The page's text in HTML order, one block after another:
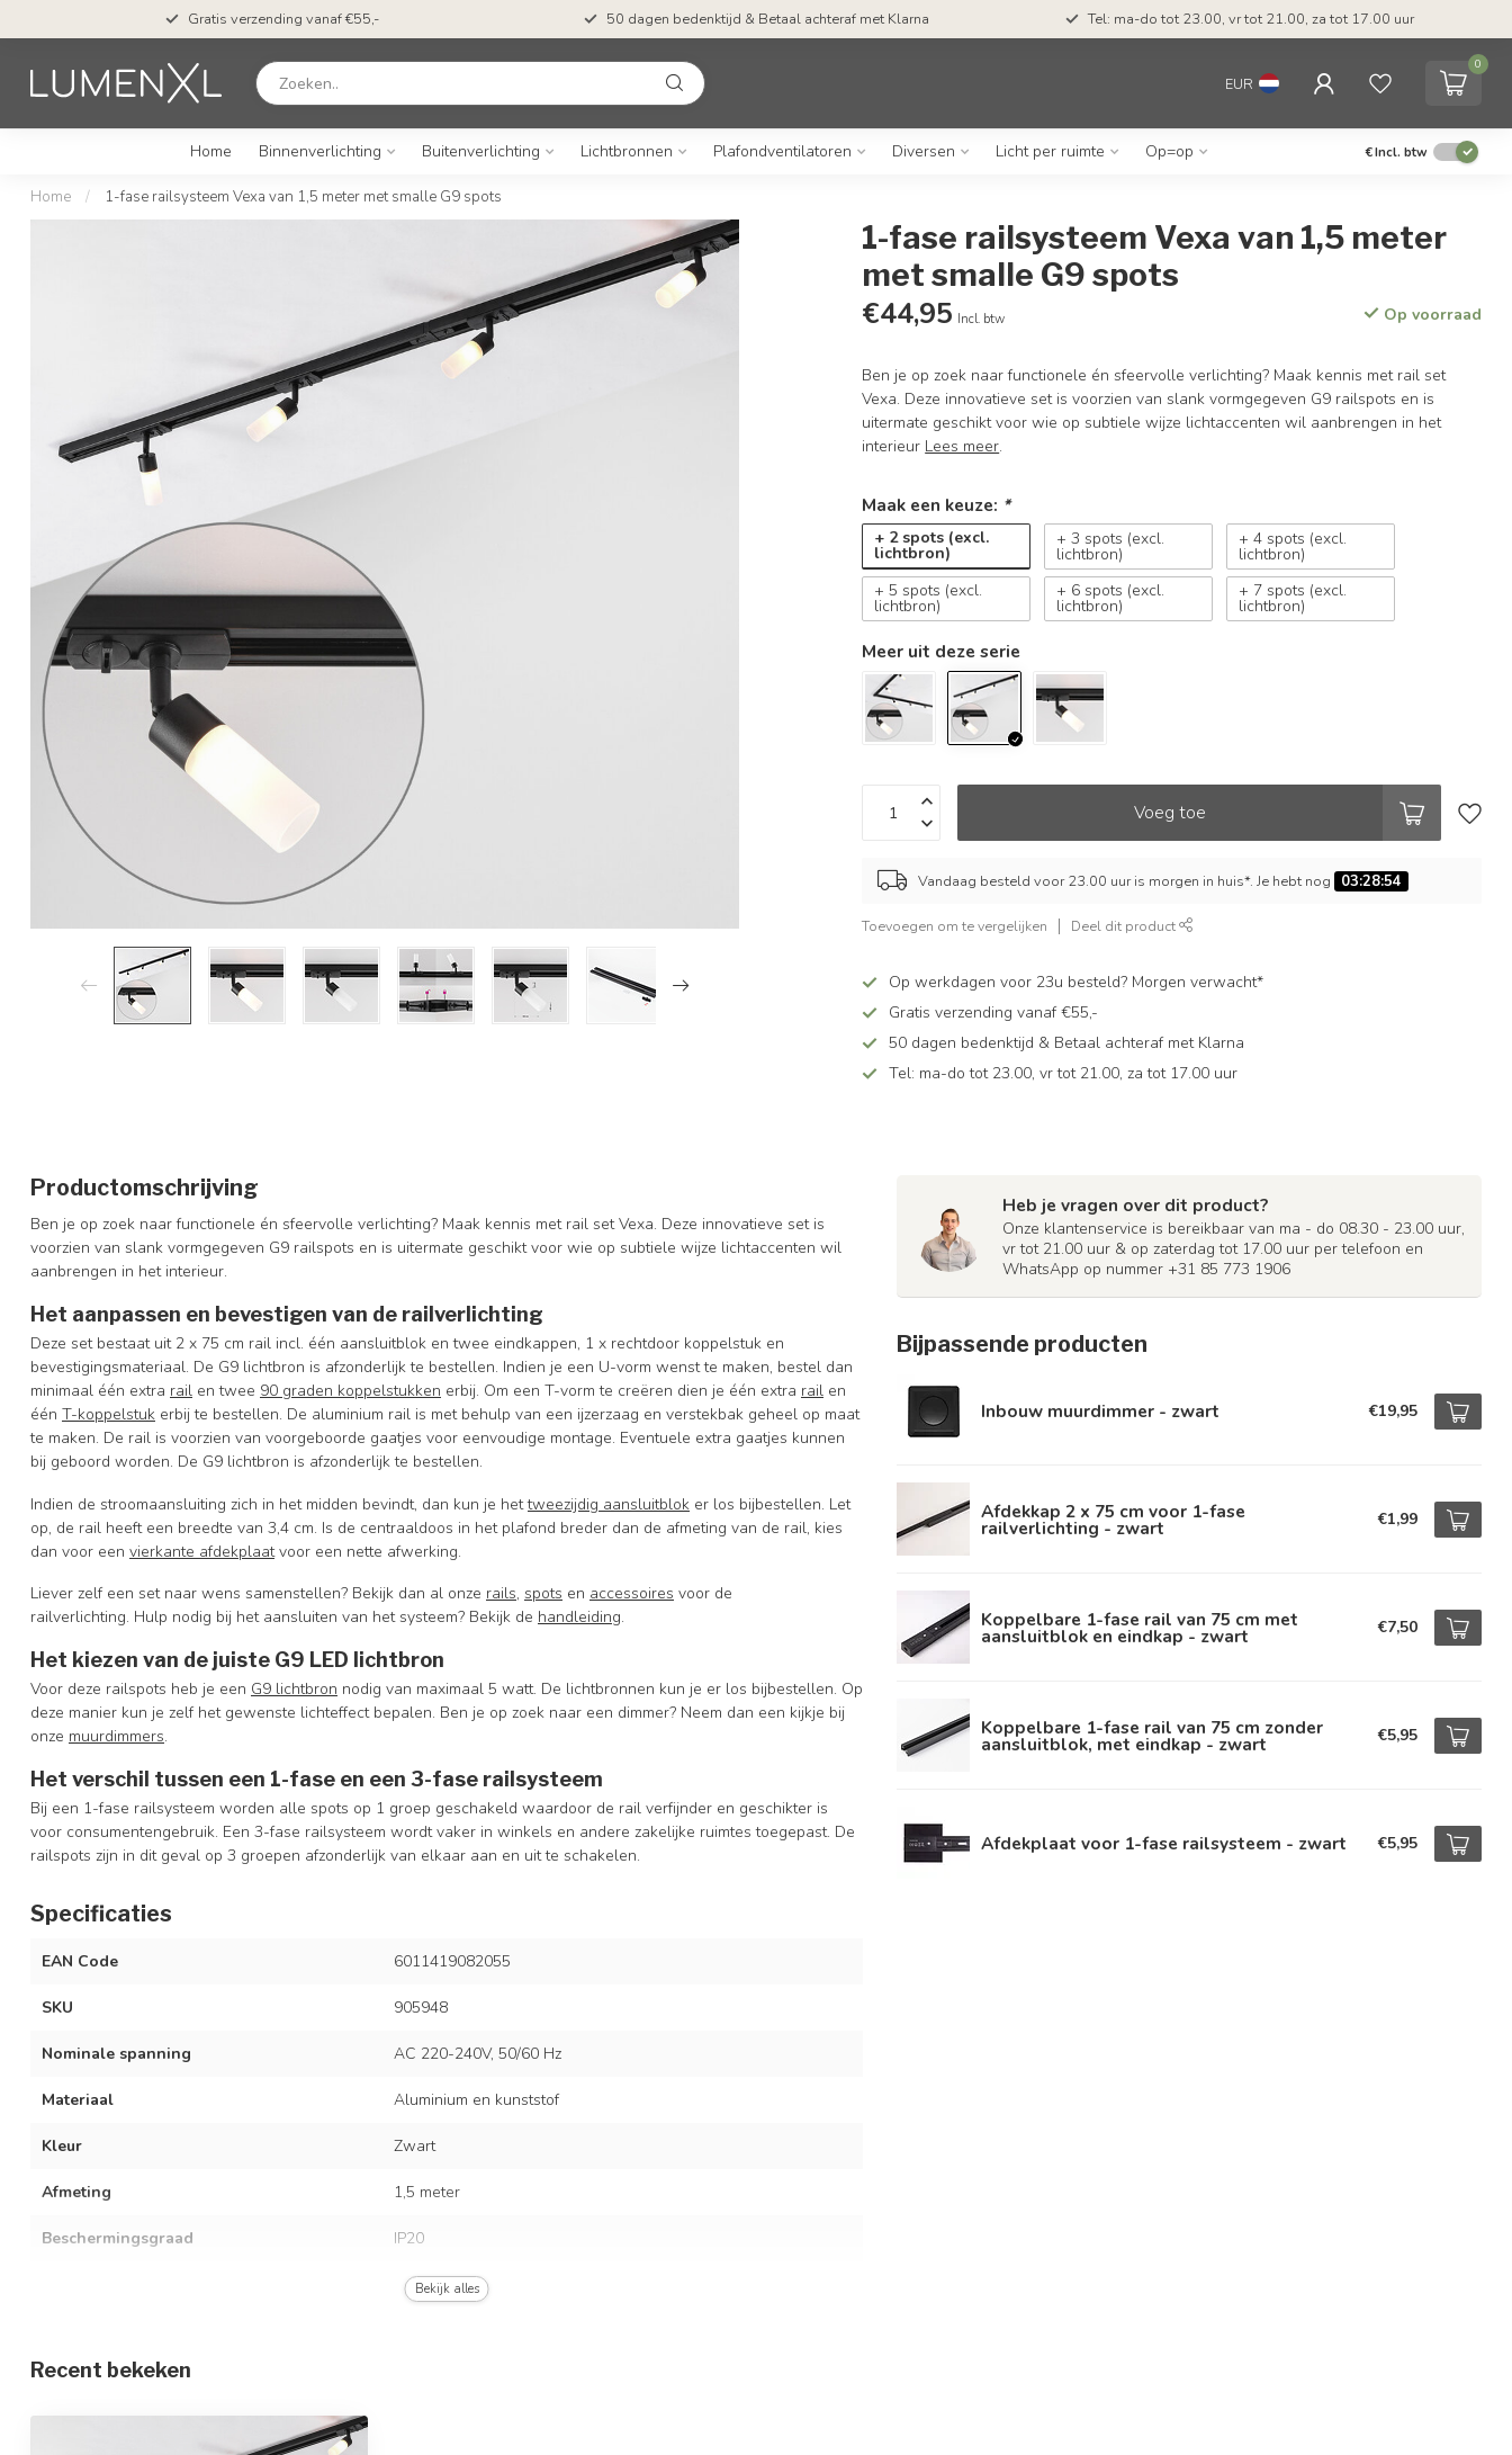
Gratis verzending vanaf €55,- 50 dagen bedenktijd & Betaal achteraf met Klarna Tel: ma-do tot 23.00, vr tot 21.00, za tot 17.00 uur
EUR
0
Home Binnenverlichting Buitenverlichting Lichtbronnen Plafondventilatoren Diversen Licht per ruimte Op=op €Incl. btw
Home / 1-fase railsysteem Vexa van 1,5 meter met smalle G9 spots
1-fase railsysteem Vexa van 1,5 meter
met smalle G9 spots
€44,95 Incl. btw Op voorraad
Ben je op zoek naar functionele én sfeervolle verlichting? Maak kennis met rail set
Vexa. Deze innovatieve set is voorzien van slank vormgegeven G9 railspots en is
uitermate geschikt voor wie op subtiele wijze lichtaccenten wil aanbrengen in het
interieur Lees meer.
Maak een keuze: *
+ 2 spots (excl.
lichtbron)
+ 3 spots (excl.
lichtbron)
+ 4 spots (excl.
lichtbron)
+ 5 spots (excl.
lichtbron)
+ 6 spots (excl.
lichtbron)
+ 7 spots (excl.
lichtbron)
Meer uit deze serie
Voeg toe
Vandaag besteld voor 23.00 uur is morgen in huis*. Je hebt nog 03:28:54
Toevoegen om te vergelijken Deel dit product
Op werkdagen voor 23u besteld? Morgen verwacht*
Gratis verzending vanaf €55,-
50 dagen bedenktijd & Betaal achteraf met Klarna
Tel: ma-do tot 23.00, vr tot 21.00, za tot 17.00 uur
Productomschrijving
Ben je op zoek naar functionele én sfeervolle verlichting? Maak kennis met rail set Vexa. Deze innovatieve set is
voorzien van slank vormgegeven G9 railspots en is uitermate geschikt voor wie op subtiele wijze lichtaccenten wil
aanbrengen in het interieur.
Het aanpassen en bevestigen van de railverlichting
Deze set bestaat uit 2 x 75 cm rail incl. één aansluitblok en twee eindkappen, 1 x rechtdoor koppelstuk en
bevestigingsmateriaal. De G9 lichtbron is afzonderlijk te bestellen. Indien je een U-vorm wenst te maken, bestel dan
minimaal één extra rail en twee 90 graden koppelstukken erbij. Om een T-vorm te creëren dien je één extra rail en
één T-koppelstuk erbij te bestellen. De aluminium rail is met behulp van een ijzerzaag en verstekbak geheel op maat
te maken. De rail is voorzien van voorgeboorde gaatjes voor eenvoudige montage. Eventuele extra gaatjes kunnen
bij geboord worden. De G9 lichtbron is afzonderlijk te bestellen.
Indien de stroomaansluiting zich in het midden bevindt, dan kun je hettweezijdig aansluitblok er los bijbestellen. Let
op, de rail heeft een breedte van 3,4 cm. Is de centraaldoos in het plafond breder dan de afmeting van de rail, kies
dan voor een vierkante afdekplaatvoor een nette afwerking.
Liever zelf een set naar wens samenstellen? Bekijk dan al onze rails, spots en accessoires voor de
railverlichting. Hulp nodig bij het aansluiten van het systeem? Bekijk de handleiding.
Het kiezen van de juiste G9 LED lichtbron
Voor deze railspots heb je een G9 lichtbron nodig van maximaal 5 watt. De lichtbronnen kun je er los bijbestellen. Op
deze manier kun je zelf het gewenste lichteffect bepalen. Ben je op zoek naar een dimmer? Neem dan een kijkje bij
onze muurdimmers.
Het verschil tussen een 1-fase en een 3-fase railsysteem
Bij een 1-fase railsysteem worden alle spots op 1 groep geschakeld waardoor de rail verfijnder en geschikter is
voor consumentengebruik. Een 3-fase railsysteem wordt vaker in winkels en andere zakelijke ruimtes toegepast. De
railspots zijn in dit geval op 3 groepen afzonderlijk van elkaar aan en uit te schakelen.
Specificaties
EAN Code 6011419082055
SKU 905948
Nominale spanning AC 220-240V, 50/60 Hz
Materiaal Aluminium en kunststof
Kleur Zwart
Afmeting 1,5 meter
Beschermingsgraad IP20
Bekijk alles
Heb je vragen over dit product?
Onze klantenservice is bereikbaar van ma - do 08.30 - 23.00 uur,
vr tot 21.00 uur & op zaterdag tot 17.00 uur per telefoon en
WhatsApp op nummer +31 85 773 1906
Bijpassende producten
Inbouw muurdimmer - zwart €19,95
Afdekkap 2 x 75 cm voor 1-fase
railverlichting - zwart €1,99
Koppelbare 1-fase rail van 75 cm met
aansluitblok en eindkap - zwart €7,50
Koppelbare 1-fase rail van 75 cm zonder
aansluitblok, met eindkap - zwart €5,95
Afdekplaat voor 1-fase railsysteem - zwart €5,95
Recent bekeken